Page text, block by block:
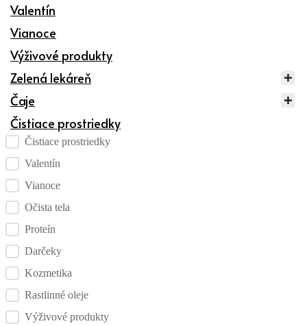
Valentín
Vianoce
Výživové produkty
Zelená lekáreň
Čaje
Čistiace prostriedky
Kategórie produktov checklist
Čistiace prostriedky
Valentín
Vianoce
Očista tela
Proteín
Darčeky
Kozmetika
Rastlinné oleje
Výživové produkty